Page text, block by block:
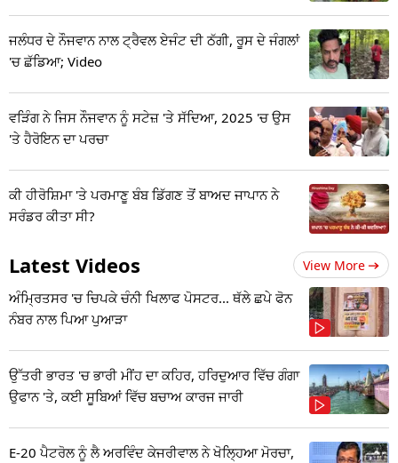
ਜਲੰਧਰ ਦੇ ਨੌਜਵਾਨ ਨਾਲ ਟ੍ਰੈਵਲ ਏਜੰਟ ਦੀ ਠੱਗੀ, ਰੂਸ ਦੇ ਜੰਗਲਾਂ
'ਚ ਛੱਡਿਆ; Video
ਵੜਿੰਗ ਨੇ ਜਿਸ ਨੌਜਵਾਨ ਨੂੰ ਸਟੇਜ਼ 'ਤੇ ਸੱਦਿਆ, 2025 'ਚ ਉਸ
'ਤੇ ਹੈਰੋਇਨ ਦਾ ਪਰਚਾ
ਕੀ ਹੀਰੋਸ਼ਿਮਾ 'ਤੇ ਪਰਮਾਣੂ ਬੰਬ ਡਿੱਗਣ ਤੋਂ ਬਾਅਦ ਜਾਪਾਨ ਨੇ
ਸਰੰਡਰ ਕੀਤਾ ਸੀ?
Latest Videos View More
ਅੰਮ੍ਰਿਤਸਰ 'ਚ ਚਿਪਕੇ ਚੰਨੀ ਖਿਲਾਫ ਪੋਸਟਰ... ਥੱਲੇ ਛਪੇ ਫੋਨ
ਨੰਬਰ ਨਾਲ ਪਿਆ ਪੁਆੜਾ
ਉੱਤਰੀ ਭਾਰਤ 'ਚ ਭਾਰੀ ਮੀਂਹ ਦਾ ਕਹਿਰ, ਹਰਿਦੁਆਰ ਵਿੱਚ ਗੰਗਾ
ਉਫਾਨ 'ਤੇ, ਕਈ ਸੂਬਿਆਂ ਵਿੱਚ ਬਚਾਅ ਕਾਰਜ ਜਾਰੀ
E-20 ਪੈਟਰੋਲ ਨੂੰ ਲੈ ਅਰਵਿੰਦ ਕੇਜਰੀਵਾਲ ਨੇ ਖੋਲ੍ਹਿਆ ਮੋਰਚਾ,